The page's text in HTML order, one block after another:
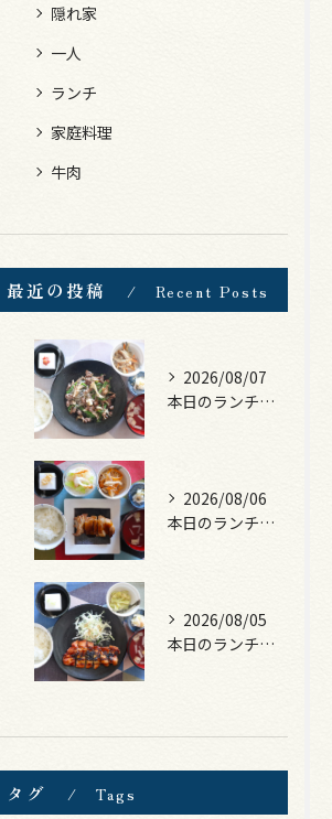
隠れ家
一人
ランチ
家庭料理
牛肉
最近の投稿 Recent Posts
2026/08/07
本日のランチは、黒毛和牛のチャプチェ！
2026/08/06
本日のランチは、照焼きチキン！
2026/08/05
本日のランチは、ロース豚カツ梅はさみ！
タグ Tags